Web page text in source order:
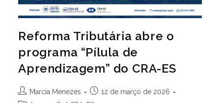
Reforma Tributária abre o
programa “Pílula de
Aprendizagem” do CRA-ES
Autor
do
Marcia Menezes
Post
publicado:
12 de março de 2026